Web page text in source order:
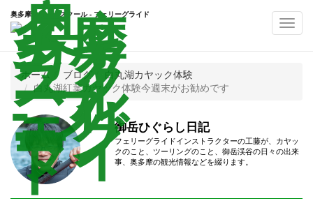
奥多摩カヤックスクール - フェリーグライド
ホーム ブログ
白丸湖カヤック体験
白丸湖紅葉カヤック体験今週末がお勧めです
御岳ひぐらし日記
フェリーグライドインストラクターの工藤が、カヤッ
クのこと、ツーリングのこと、御岳渓谷の日々の出来
事、奥多摩の観光情報などを綴ります。